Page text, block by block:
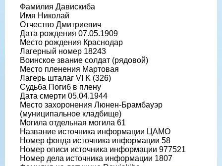
Фамилия Давискиба
Имя Николай
Отчество Дмитриевич
Дата рождения 07.05.1909
Место рождения Краснодар
Лагерный номер 18243
Воинское звание солдат (рядовой)
Место пленения Мартовая
Лагерь шталаг VI K (326)
Судьба Погиб в плену
Дата смерти 05.04.1944
Место захоронения Люнен-Брамбауэр
(муниципальное кладбище)
Могила отдельная могила 61
Название источника информации ЦАМО
Номер фонда источника информации 58
Номер описи источника информации 977521
Номер дела источника информации 1807